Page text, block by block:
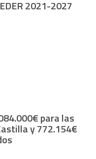
2021-2027
para las
y 772.154€